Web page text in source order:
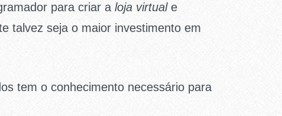
para criar a loja virtuale
talvez seja o maior investimento em
tem o conhecimento necessário para